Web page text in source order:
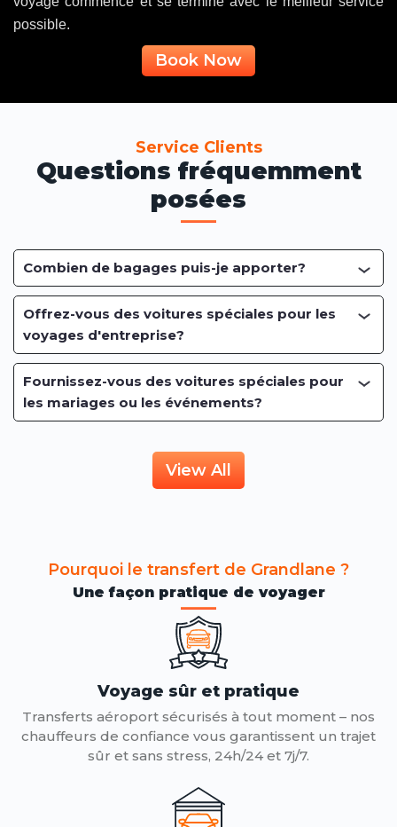
possible.
Book Now
Service Clients
Questions fréquemment
posées
Combien de bagages puis-je apporter?
Offrez-vous des voitures spéciales pour les
voyages d'entreprise?
Fournissez-vous des voitures spéciales pour
les mariages ou les événements?
View All
Pourquoi le transfert de Grandlane ?
Une façon pratique de voyager
Voyage sûr et pratique
Transferts aéroport sécurisés à tout moment – ​​nos
chauffeurs de confiance vous garantissent un trajet
sûr et sans stress, 24h/24 et 7j/7.